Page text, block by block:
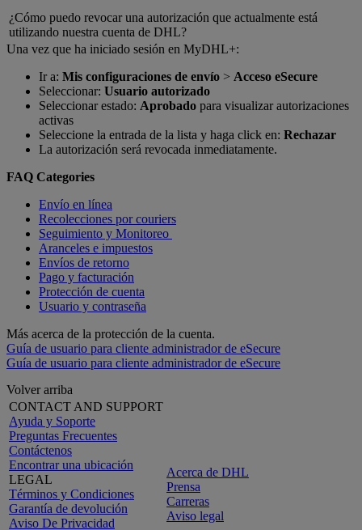
¿Cómo puedo revocar una autorización que actualmente está
utilizando nuestra cuenta de DHL?
Una vez que ha iniciado sesión en MyDHL+:
Ir a: Mis configuraciones de envío > Acceso eSecure
Seleccionar: Usuario autorizado
Seleccionar estado: Aprobado para visualizar autorizaciones
activas
Seleccione la entrada de la lista y haga click en: Rechazar
La autorización será revocada inmediatamente.
FAQ Categories
Envío en línea
Recolecciones por couriers
Seguimiento y Monitoreo
Aranceles e impuestos
Envíos de retorno
Pago y facturación
Protección de cuenta
Usuario y contraseña
Más acerca de la protección de la cuenta.
Guía de usuario para cliente administrador de eSecure
Guía de usuario para cliente administrador de eSecure
Volver arriba
CONTACT AND SUPPORT
Ayuda y Soporte
Preguntas Frecuentes
Contáctenos
Encontrar una ubicación
LEGAL
Términos y Condiciones
Garantía de devolución
Aviso De Privacidad
Acerca de DHL
Prensa
Carreras
Aviso legal